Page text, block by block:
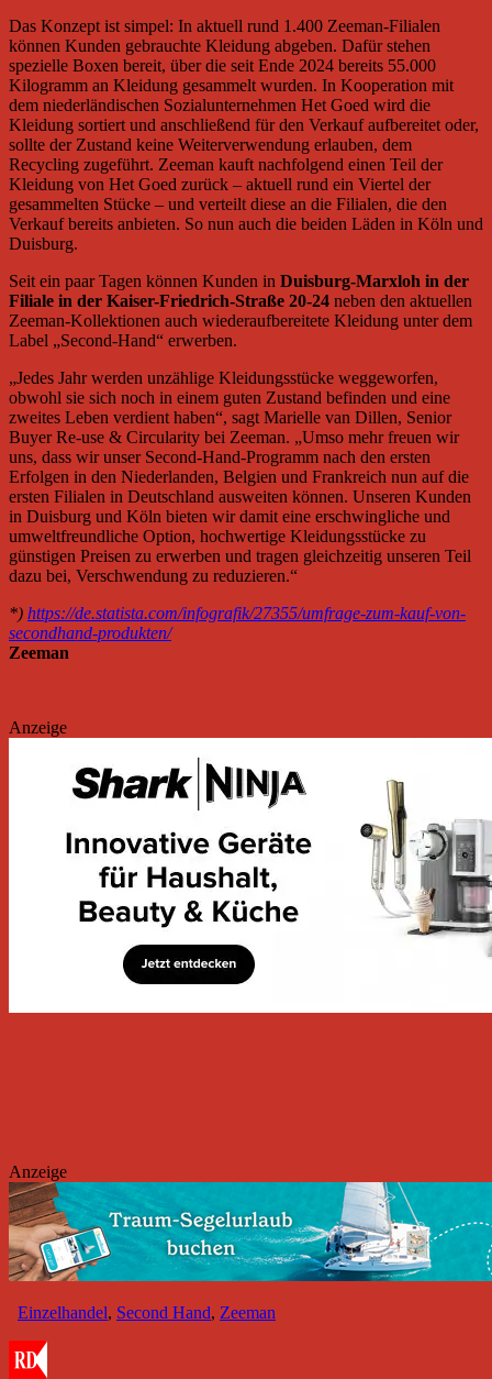
Das Konzept ist simpel: In aktuell rund 1.400 Zeeman-Filialen
können Kunden gebrauchte Kleidung abgeben. Dafür stehen
spezielle Boxen bereit, über die seit Ende 2024 bereits 55.000
Kilogramm an Kleidung gesammelt wurden. In Kooperation mit
dem niederländischen Sozialunternehmen Het Goed wird die
Kleidung sortiert und anschließend für den Verkauf aufbereitet oder,
sollte der Zustand keine Weiterverwendung erlauben, dem
Recycling zugeführt. Zeeman kauft nachfolgend einen Teil der
Kleidung von Het Goed zurück – aktuell rund ein Viertel der
gesammelten Stücke – und verteilt diese an die Filialen, die den
Verkauf bereits anbieten. So nun auch die beiden Läden in Köln und
Duisburg.
Seit ein paar Tagen können Kunden in Duisburg-Marxloh in der
Filiale in der Kaiser-Friedrich-Straße 20-24 neben den aktuellen
Zeeman-Kollektionen auch wiederaufbereitete Kleidung unter dem
Label „Second-Hand“ erwerben.
„Jedes Jahr werden unzählige Kleidungsstücke weggeworfen,
obwohl sie sich noch in einem guten Zustand befinden und eine
zweites Leben verdient haben“, sagt Marielle van Dillen, Senior
Buyer Re-use & Circularity bei Zeeman. „Umso mehr freuen wir
uns, dass wir unser Second-Hand-Programm nach den ersten
Erfolgen in den Niederlanden, Belgien und Frankreich nun auf die
ersten Filialen in Deutschland ausweiten können. Unseren Kunden
in Duisburg und Köln bieten wir damit eine erschwingliche und
umweltfreundliche Option, hochwertige Kleidungsstücke zu
günstigen Preisen zu erwerben und tragen gleichzeitig unseren Teil
dazu bei, Verschwendung zu reduzieren.“
*) https://de.statista.com/infografik/27355/umfrage-zum-kauf-von-
secondhand-produkten/
Zeeman
Anzeige
Anzeige
Einzelhandel, Second Hand, Zeeman